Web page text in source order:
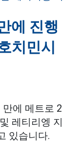
에 진행
치민시
에 메트로 2
레티리엥 지
있습니다.